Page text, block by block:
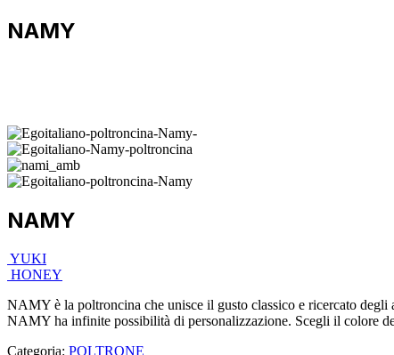
NAMY
NAMY
YUKI
HONEY
NAMY è la poltroncina che unisce il gusto classico e ricercato
NAMY ha infinite possibilità di personalizzazione. Scegli il colore
Categoria: POLTRONE